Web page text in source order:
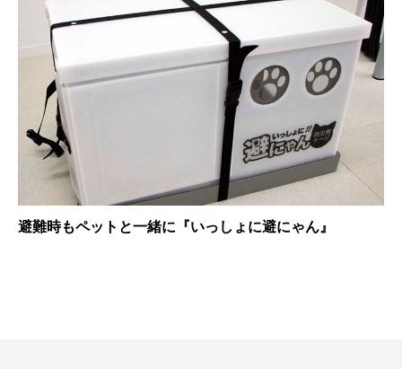
避難時もペットと一緒に『いっしょに避にゃん』